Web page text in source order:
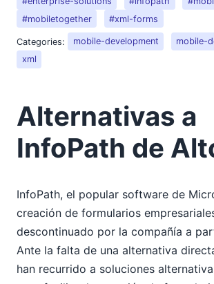
#mobiletogether
#xml-forms
Categories: mobile-development
mobile-
xml
Alternativas a
InfoPath de
InfoPath, el popular software de
creación de formularios
descontinuado por la compañía a
Ante la falta de una alternativa
han recurrido a soluciones